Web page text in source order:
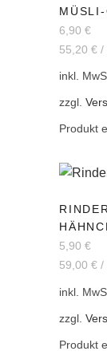
6,90 €
55,20 € /
inkl.
zzgl.
Produkt
5,90 €
59,00 € /
inkl.
zzgl.
Produkt